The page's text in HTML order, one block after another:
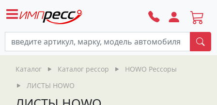
Каталог Каталог рессор
HOWO Рессоры
ЛИСТЫ HOWO